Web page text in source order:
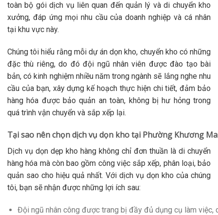
toàn bộ gói dịch vụ liên quan đến quản lý và di chuyển kho
xưởng, đáp ứng mọi nhu cầu của doanh nghiệp và cá nhân
tại khu vực này.
Chúng tôi hiểu rằng mỗi dự án dọn kho, chuyển kho có những
đặc thù riêng, do đó đội ngũ nhân viên được đào tạo bài
bản, có kinh nghiệm nhiều năm trong ngành sẽ lắng nghe nhu
cầu của bạn, xây dựng kế hoạch thực hiện chi tiết, đảm bảo
hàng hóa được bảo quản an toàn, không bị hư hỏng trong
quá trình vận chuyển và sắp xếp lại.
Tại sao nên chọn dịch vụ dọn kho tại Phường Khương
Dịch vụ dọn dẹp kho hàng không chỉ đơn thuần là di chuyển
hàng hóa mà còn bao gồm công việc sắp xếp, phân loại, bảo
quản sao cho hiệu quả nhất. Với dịch vụ dọn kho của chúng
tôi, bạn sẽ nhận được những lợi ích sau:
Đội ngũ nhân công được trang bị đầy đủ dụng cụ làm việc,